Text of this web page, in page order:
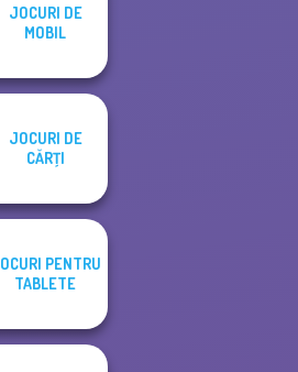
JOCURI DE
MOBIL
JOCURI DE
CĂRŢI
PENTRU
TABLETE